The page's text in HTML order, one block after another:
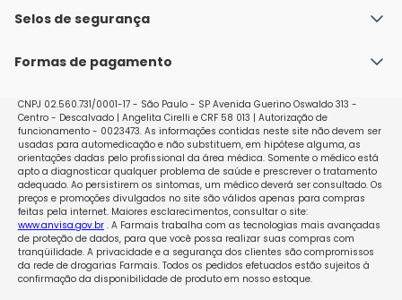
Nossas lojas
Política de Envio
Políticas de Trocas e Devoluções
Selos de segurança
Formas de pagamento
CNPJ 02.560.731/0001-17 - São Paulo - SP Avenida Guerino Oswaldo 313 -
Centro - Descalvado | Angelita Cirelli e CRF 58 013 | Autorização de
funcionamento - 0023473. As informações contidas neste site não devem ser
usadas para automedicação e não substituem, em hipótese alguma, as
orientações dadas pelo profissional da área médica. Somente o médico está
apto a diagnosticar qualquer problema de saúde e prescrever o tratamento
adequado. Ao persistirem os sintomas, um médico deverá ser consultado. Os
preços e promoções divulgados no site são válidos apenas para compras
feitas pela internet. Maiores esclarecimentos, consultar o site:
www.anvisa.gov.br. A Farmais trabalha com as tecnologias mais avançadas
de proteção de dados, para que você possa realizar suas compras com
tranqüilidade. A privacidade e a segurança dos clientes são compromissos
da rede de drogarias Farmais. Todos os pedidos efetuados estão sujeitos à
confirmação da disponibilidade de produto em nosso estoque.